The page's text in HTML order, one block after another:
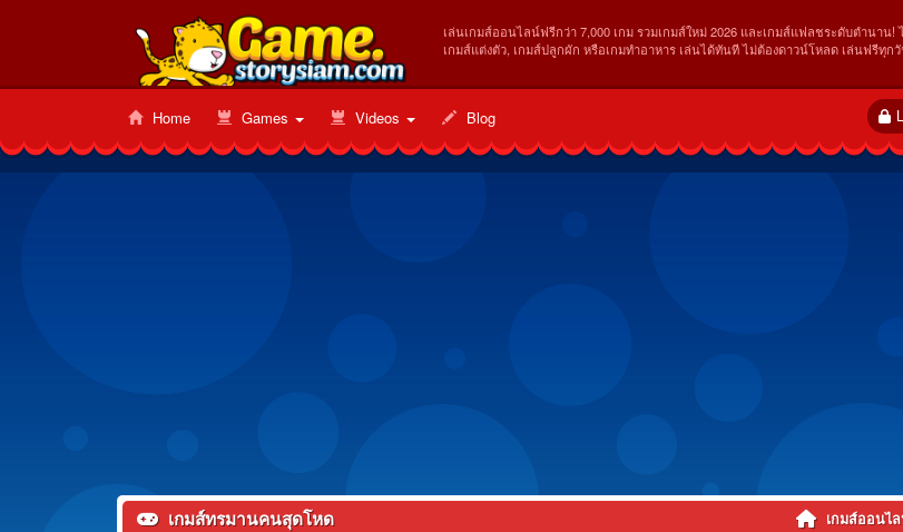
เล่นเกมส์ออนไลน์ฟรีกว่า 7,000 เกม รวมเกมส์ใหม่ 2026 และเกมส์แฟลชระดับตำนาน!
เกมส์แต่งตัว, เกมส์ปลูกผัก หรือเกมทำอาหาร เล่นได้ทันที ไม่ต้องดาวน์โหลด เล่นฟรีทุ
Home Games Videos Blog
เกมส์ทรมานคนสุดโหด เกมส์ออนไ